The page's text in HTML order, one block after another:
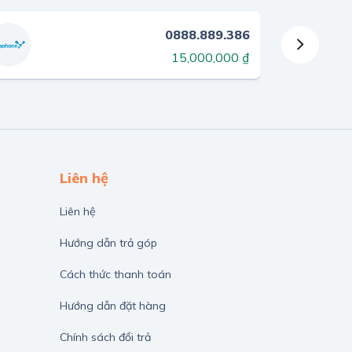
0888.889.386
15,000,000 ₫
Liên hệ
Liên hệ
Hướng dẫn trả góp
Cách thức thanh toán
Hướng dẫn đặt hàng
Chính sách đổi trả